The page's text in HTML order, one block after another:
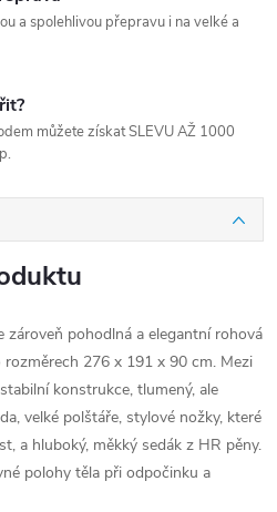
a spolehlivou přepravu i na velké a
můžete získat SLEVU AŽ 1000
zároveň pohodlná a elegantní rohová
276 x 191 x 90 cm. Mezi
konstrukce, tlumený, ale
velké polštáře, stylové nožky, které
a hluboký, měkký sedák z HR pěny.
polohy těla při odpočinku a